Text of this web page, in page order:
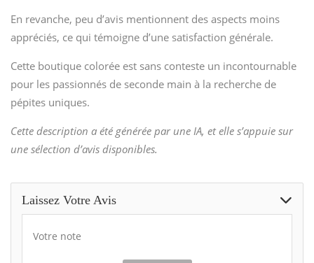
En revanche, peu d’avis mentionnent des aspects moins
appréciés, ce qui témoigne d’une satisfaction générale.
Cette boutique colorée est sans conteste un incontournable
pour les passionnés de seconde main à la recherche de
pépites uniques.
Cette description a été générée par une IA, et elle s’appuie sur
une sélection d’avis disponibles.
Laissez Votre Avis
Votre note